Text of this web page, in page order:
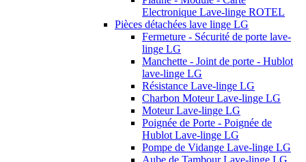
Electronique Lave-linge ROTEL
Pièces détachées lave linge LG
Fermeture - Sécurité de porte lave-
linge LG
Manchette - Joint de porte - Hublot
lave-linge LG
Résistance Lave-linge LG
Charbon Moteur Lave-linge LG
Moteur Lave-linge LG
Poignée de Porte - Poignée de
Hublot Lave-linge LG
Pompe de Vidange Lave-linge LG
Aube de Tambour Lave-linge LG